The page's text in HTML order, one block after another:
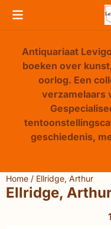
Cookievoorkeuren zijn
Antiquariaat
boeken over
oorlog. Een
verzamelaars
geschiedenis,
Home / Ellridge, Arthur
Ellridge,
1